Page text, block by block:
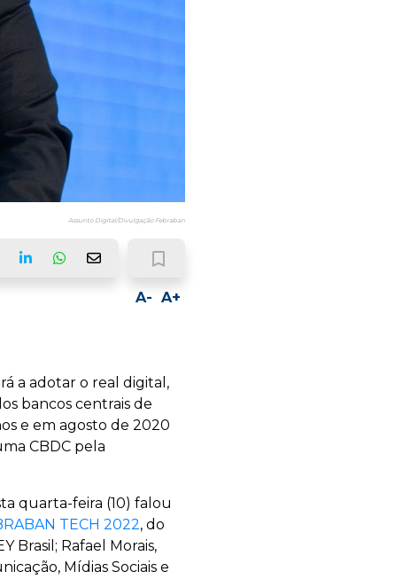
Assunto Digital/Divulgação Febraban
bookmark_border
A+
A-
a adotar o real digital,
bancos centrais de
e em agosto de 2020
CBDC pela
quarta-feira (10) falou
TECH 2022, do
Brasil; Rafael Morais,
Mídias Sociais e